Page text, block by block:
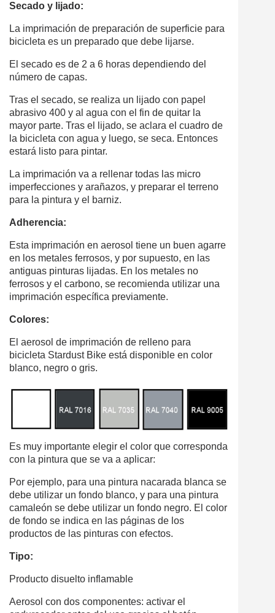
Secado y lijado:
La imprimación de preparación de superficie para
bicicleta es un preparado que debe lijarse.
El secado es de 2 a 6 horas dependiendo del
número de capas.
Tras el secado, se realiza un lijado con papel
abrasivo 400 y al agua con el fin de quitar la
mayor parte. Tras el lijado, se aclara el cuadro de
la bicicleta con agua y luego, se seca. Entonces
estará listo para pintar.
La imprimación va a rellenar todas las micro
imperfecciones y arañazos, y preparar el terreno
para la pintura y el barniz.
Adherencia:
Esta imprimación en aerosol tiene un buen agarre
en los metales ferrosos, y por supuesto, en las
antiguas pinturas lijadas. En los metales no
ferrosos y el carbono, se recomienda utilizar una
imprimación específica previamente.
Colores:
El aerosol de imprimación de relleno para
bicicleta Stardust Bike está disponible en color
blanco, negro o gris.
Es muy importante elegir el color que corresponda
con la pintura que se va a aplicar:
Por ejemplo, para una pintura nacarada blanca se
debe utilizar un fondo blanco, y para una pintura
camaleón se debe utilizar un fondo negro. El color
de fondo se indica en las páginas de los
productos de las pinturas con efectos.
Tipo:
Producto disuelto inflamable
Aerosol con dos componentes: activar el